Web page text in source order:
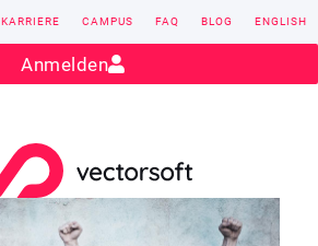
Kontakt:sales@vectorsoft.de
KARRIERE CAMPUS FAQ BLOG ENGLISH
Anmelden